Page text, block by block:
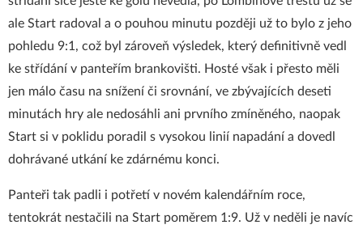
ale Start radoval a o pouhou minutu později už to bylo z jeho
pohledu 9:1, což byl zároveň výsledek, který definitivně vedl
ke střídání v panteřím brankovišti. Hosté však i přesto měli
jen málo času na snížení či srovnání, ve zbývajících deseti
minutách hry ale nedosáhli ani prvního zmíněného, naopak
Start si v poklidu poradil s vysokou linií napadání a dovedl
dohrávané utkání ke zdárnému konci.
Panteři tak padli i potřetí v novém kalendářním roce,
tentokrát nestačili na Start poměrem 1:9. Už v neděli je navíc